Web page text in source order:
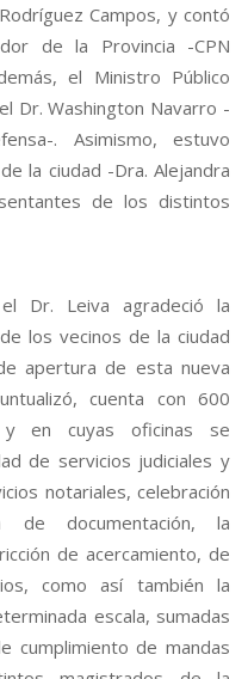
Campos, y contó
de la Provincia -CPN
el Ministro Público
Dr. Washington Navarro -
. Asimismo, estuvo
la ciudad -Dra. Alejandra
de los distintos
Dr. Leiva agradeció la
los vecinos de la ciudad
apertura de esta nueva
cuenta con 600
y en cuyas oficinas se
de servicios judiciales y
notariales, celebración
de documentación, la
de acercamiento, de
como así también la
escala, sumadas
cumplimiento de mandas